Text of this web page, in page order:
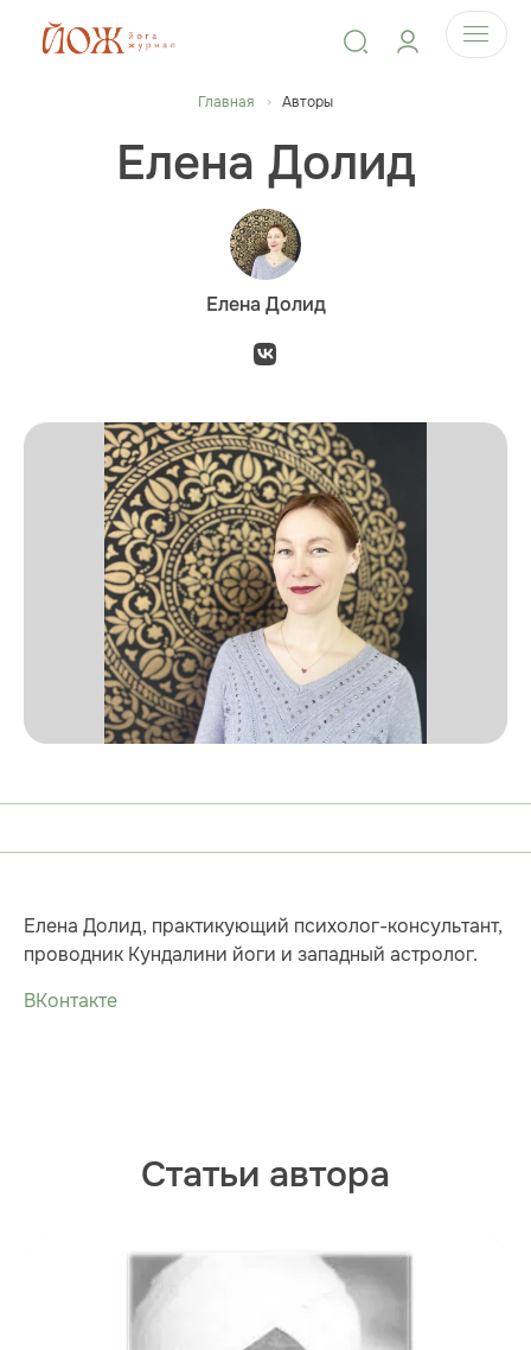
Главная Авторы
Елена Долид
Елена Долид
Елена Долид, практикующий психолог-консультант,
проводник Кундалини йоги и западный астролог.
ВКонтакте
Статьи автора